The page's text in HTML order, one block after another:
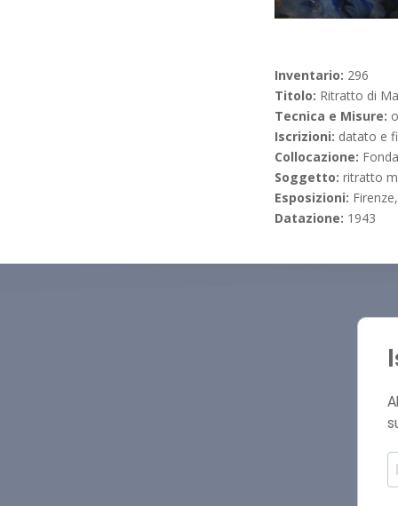
Inventario: 296
Titolo: Ritratto di
Tecnica e Misure:
Iscrizioni: datato e
Collocazione:
Soggetto:ritratto
Esposizioni:
Datazione: 1943